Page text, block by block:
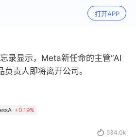
打开APP
录显示，Meta新任命的主管“AI
责人即将离开公司。
+0.19%
 534.0k